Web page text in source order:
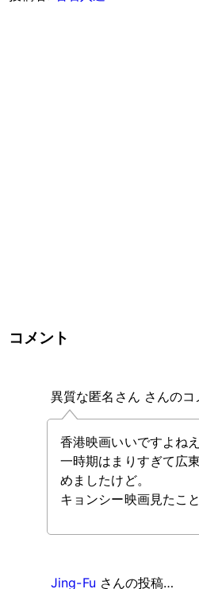
コメント
異質な匿名さん さんの
香港映画いいですよね
一時期はまりすぎて広
めましたけど。
キョンシー映画見たこ
Jing-Fu さんの投稿…